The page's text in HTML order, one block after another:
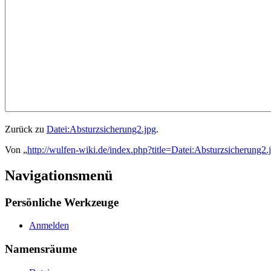
Zurück zu Datei:Absturzsicherung2.jpg.
Von „http://wulfen-wiki.de/
Navigationsmenü
Persönliche Werkzeuge
Anmelden
Namensräume